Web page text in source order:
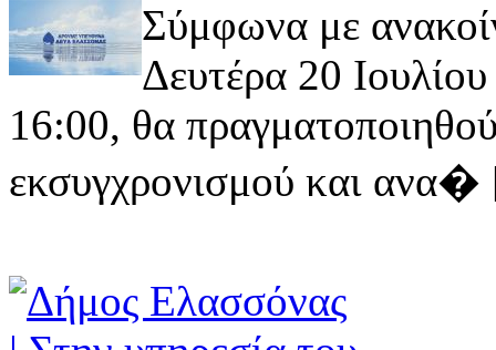
Σύμφωνα με
Δευτέρα 20
16:00, θα
εκσυγχρονισμού και